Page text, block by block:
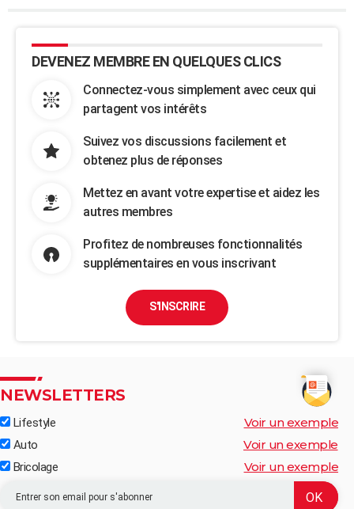
DEVENEZ MEMBRE EN QUELQUES CLICS
Connectez-vous simplement avec ceux qui
partagent vos intérêts
Suivez vos discussions facilement et
obtenez plus de réponses
Mettez en avant votre expertise et aidez les
autres membres
Profitez de nombreuses fonctionnalités
supplémentaires en vous inscrivant
S'INSCRIRE
NEWSLETTERS
Lifestyle Voir un exemple
Auto Voir un exemple
Bricolage Voir un exemple